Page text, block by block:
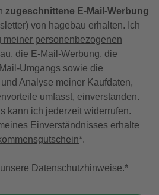
zugeschnittene E-Mail-Werbung
von hagebau erhalten. Ich
meiner personenbezogenen
, die E-Mail-Werbung, die
Umgangs sowie die
Analyse meiner Kaufdaten,
umfasst, einverstanden.
kann ich jederzeit widerrufen.
Einverständnisses erhalte
*.
Datenschutzhinweise.